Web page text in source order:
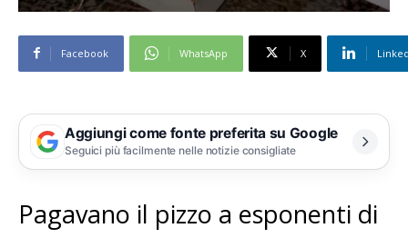
Facebook WhatsApp X
Aggiungi come fonte preferita su Google
Seguici più facilmente nelle notizie consigliate
Pagavano il pizzo a esponenti di